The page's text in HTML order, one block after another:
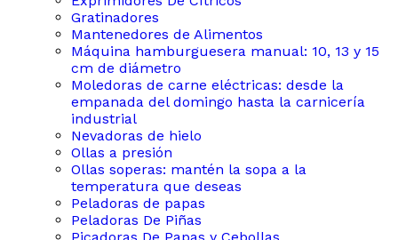
Gratinadores
Mantenedores de Alimentos
Máquina hamburguesera manual: 10, 13 y 15
cm de diámetro
Moledoras de carne eléctricas: desde la
empanada del domingo hasta la carnicería
industrial
Nevadoras de hielo
Ollas a presión
Ollas soperas: mantén la sopa a la
temperatura que deseas
Peladoras de papas
Peladoras De Piñas